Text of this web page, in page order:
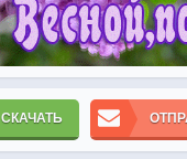
СКАЧАТЬ